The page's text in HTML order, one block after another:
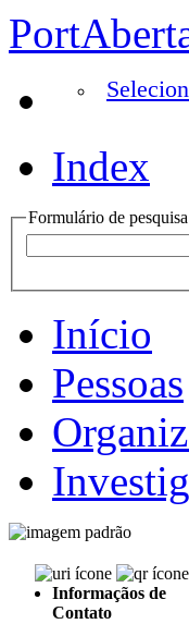
Index
Formulário de pesquisa
Início
Pessoas
Informaçãos de
Contato